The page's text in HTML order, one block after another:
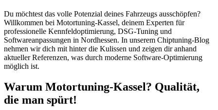
Du möchtest das volle Potenzial deines Fahrzeugs ausschöpfen?
Willkommen bei Motortuning-Kassel, deinem Experten für
professionelle Kennfeldoptimierung, DSG-Tuning und
Softwareanpassungen in Nordhessen. In unserem Chiptuning-Blog
nehmen wir dich mit hinter die Kulissen und zeigen dir anhand
aktueller Referenzen, was durch moderne Software-Optimierung
möglich ist.
Warum Motortuning-Kassel? Qualität,
die man spürt!